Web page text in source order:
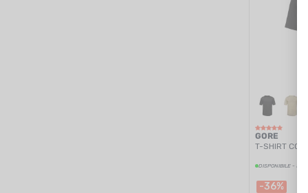
GORE
T-SHIRT
DISPONIBILE -
-36%